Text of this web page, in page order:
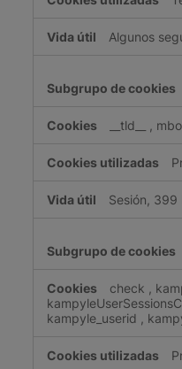
Algunos
__tld__ ,
Sesión, 399
check ,
kampyle_userid ,